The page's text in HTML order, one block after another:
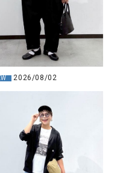
2026/08/02